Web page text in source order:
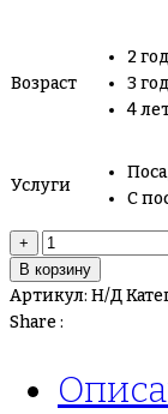
Возраст
2
3
4
Услуги
С
+
Количество
товара
Английская
роза
Юбилея”
В корзину
Артикул: Н/Д
Share :